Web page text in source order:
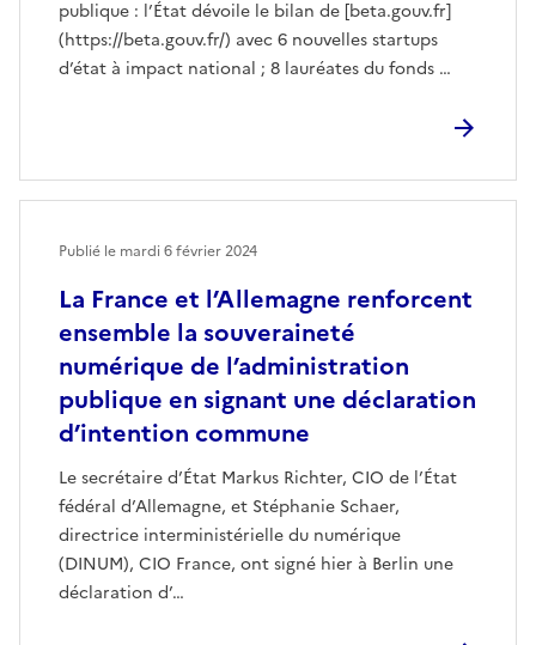
publique : l’État dévoile le bilan de [beta.gouv.fr]
(https://beta.gouv.fr/) avec 6 nouvelles startups
d’état à impact national ; 8 lauréates du fonds …
La France et l’Allemagne renforcent
ensemble la souveraineté
numérique de l’administration
publique en signant une déclaration
d’intention commune
Le secrétaire d’État Markus Richter, CIO de l’État
fédéral d’Allemagne, et Stéphanie Schaer,
directrice interministérielle du numérique
(DINUM), CIO France, ont signé hier à Berlin une
déclaration d’…
Publié le mardi 6 février 2024